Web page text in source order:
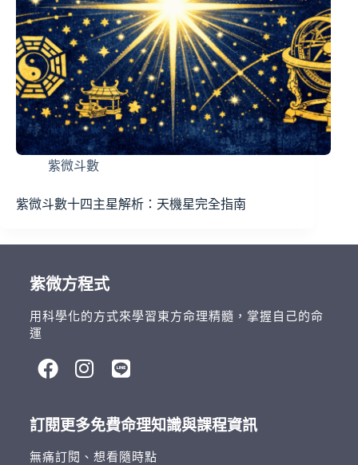
紫微斗數
紫微斗數十四主星解析：天機星完全指南
紫微方程式
用科學化的方式來學習東方命理精髓，掌握自己的命
運
訂閱更多免費命理知識與課程資訊
無痛訂閱、想看隨時點